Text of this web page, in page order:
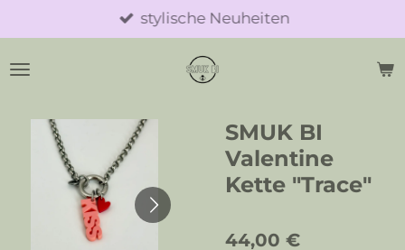
Hauptinhalt
springen
stylische Neuheiten
SMUK BI
Valentine
Kette "Trace"
44,00 €